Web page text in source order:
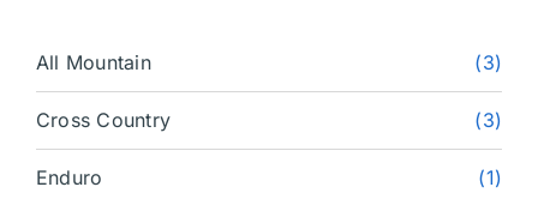
All Mountain (3)
Cross Country (3)
Enduro (1)